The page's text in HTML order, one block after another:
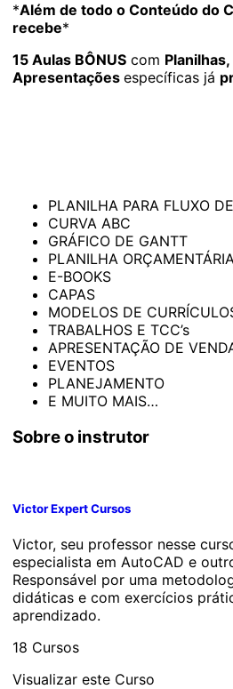
*Além de todo o Conteúdo do
recebe*
15 Aulas BÔNUS com
Apresentaçõesespecíficas já
PLANILHA PARA FLUXO
CURVA ABC
GRÁFICO DE GANTT
PLANILHA
E-BOOKS
CAPAS
MODELOS DE
TRABALHOS E TCC’s
APRESENTAÇÃO DE
EVENTOS
PLANEJAMENTO
E MUITO MAIS…
Sobre o instrutor
Victor Expert Cursos
Victor, seu professor nesse
especialista em AutoCAD e
Responsável por uma
didáticas e com exercícios
aprendizado.
18 Cursos
Visualizar este Curso